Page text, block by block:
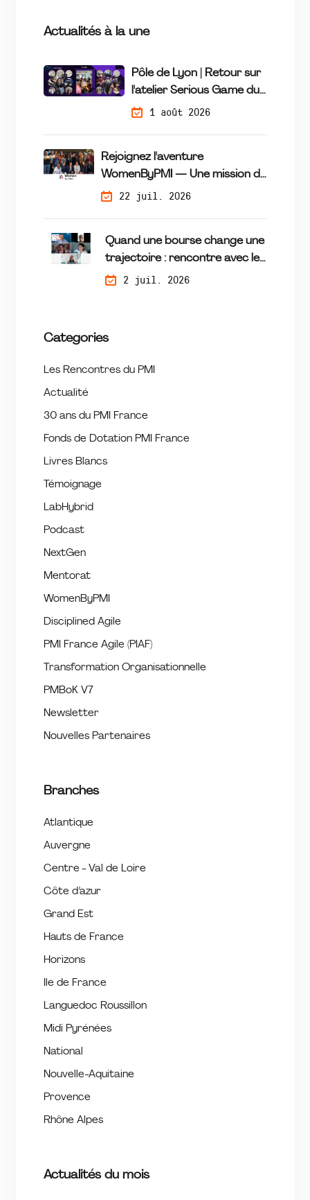
Actualités à la une
Pôle de Lyon | Retour sur
l'atelier Serious Game du
16 Juillet
1 août 2026
Rejoignez l'aventure
WomenByPMI — Une mission de
mécénat de compétences qui
22 juil. 2026
Quand une bourse change une
trajectoire : rencontre avec les
lauréates du programme
2 juil. 2026
Categories
Les Rencontres du PMI
Actualité
30 ans du PMI France
Fonds de Dotation PMI France
Livres Blancs
Témoignage
LabHybrid
Podcast
NextGen
Mentorat
WomenByPMI
Disciplined Agile
PMI France Agile (PIAF)
Transformation Organisationnelle
PMBoK V7
Newsletter
Nouvelles Partenaires
Branches
Atlantique
Auvergne
Centre - Val de Loire
Côte d’azur
Grand Est
Hauts de France
Horizons
Ile de France
Languedoc Roussillon
Midi Pyrénées
National
Nouvelle-Aquitaine
Provence
Rhône Alpes
Actualités du mois